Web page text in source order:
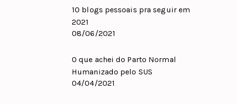
10 blogs pessoais pra seguir em
2021
08/06/2021
O que achei do Parto Normal
Humanizado pelo SUS
04/04/2021